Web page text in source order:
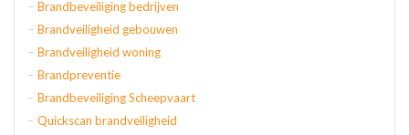
Brandbeveiliging bedrijven
Brandveiligheid gebouwen
Brandveiligheid woning
Brandpreventie
Brandbeveiliging Scheepvaart
Quickscan brandveiligheid